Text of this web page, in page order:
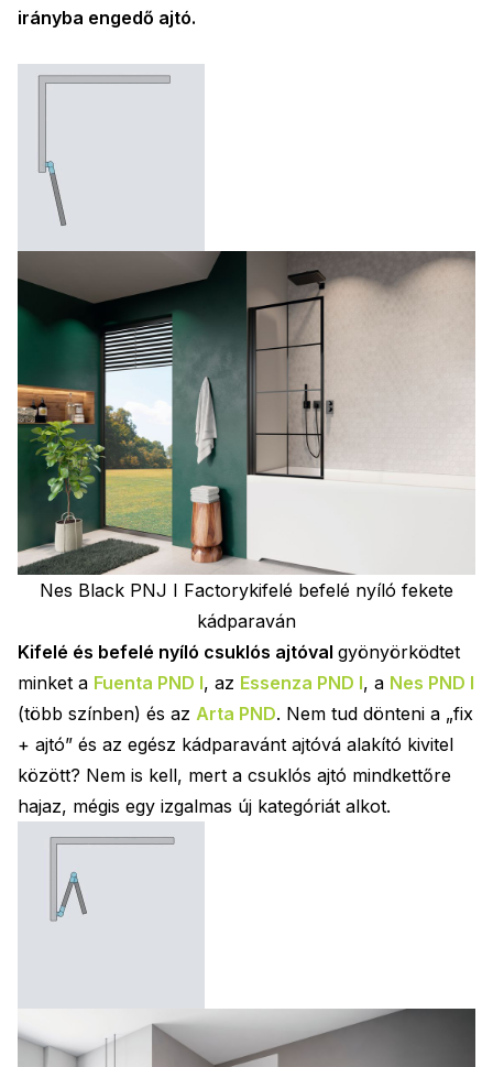
irányba engedő ajtó.
Nes Black PNJ I Factorykifelé befelé nyíló fekete
kádparaván
Kifelé és befelé nyíló csuklós ajtóval gyönyörködtet
minket a Fuenta PND I, az Essenza PND I, a Nes PND I
(több színben) és az Arta PND. Nem tud dönteni a „fix
+ ajtó” és az egész kádparavánt ajtóvá alakító kivitel
között? Nem is kell, mert a csuklós ajtó mindkettőre
hajaz, mégis egy izgalmas új kategóriát alkot.